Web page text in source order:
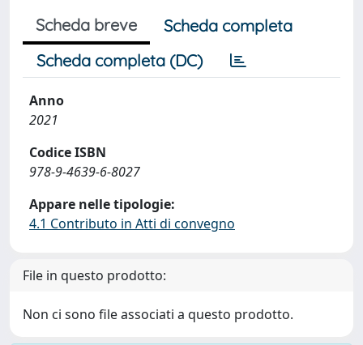
Scheda breve
Scheda completa
Scheda completa (DC)
Anno
2021
Codice ISBN
978-9-4639-6-8027
Appare nelle tipologie:
4.1 Contributo in Atti di convegno
File in questo prodotto:
Non ci sono file associati a questo prodotto.